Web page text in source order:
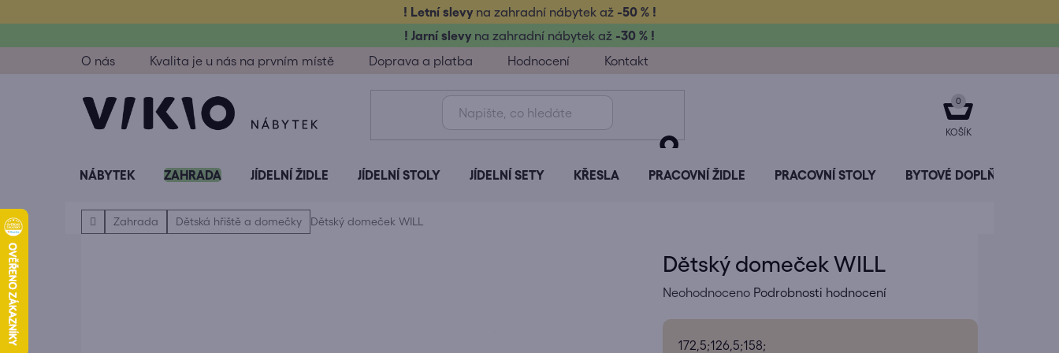
na
! Letní slevy na zahradní nábytek až-50 % !
! Jarní slevy na zahradní nábytek až -30 % !
O nás
Kvalita je u nás na prvním místě Doprava a platba Hodnocení Kontakt
NÁKUPNÍ
KOŠÍK
NÁBYTEK ZAHRADA JÍDELNÍ ŽIDLE JÍDELNÍ STOLY JÍDELNÍ SETY KŘESLA PRACOVNÍ ŽIDLE PRACOVNÍ STOLY BYTOVÉ DOPLŇKY
DomůZahrada Dětská hřiště a domečky Dětský domeček WILL
Dětský domeček WILL
Průměrné
Neohodnoceno Podrobnosti hodnocení
172,5;126,5;158;